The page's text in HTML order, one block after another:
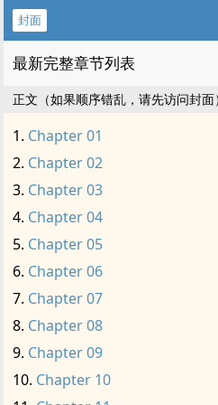
封面
最新完整章节列表
正文（如果顺序错乱，请先访问封面）
Chapter 01
Chapter 02
Chapter 03
Chapter 04
Chapter 05
Chapter 06
Chapter 07
Chapter 08
Chapter 09
Chapter 10